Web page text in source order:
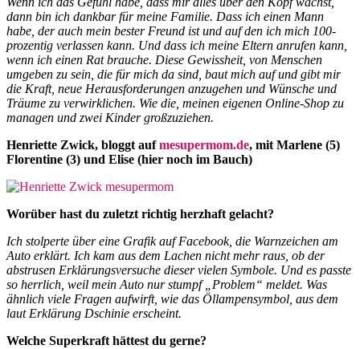
dann bin ich dankbar für meine Familie. Dass ich einen Mann
habe, der auch mein bester Freund ist und auf den ich mich 100-
prozentig verlassen kann. Und dass ich meine Eltern anrufen kann,
wenn ich einen Rat brauche. Diese Gewissheit, von Menschen
umgeben zu sein, die für mich da sind, baut mich auf und gibt mir
die Kraft, neue Herausforderungen anzugehen und Wünsche und
Träume zu verwirklichen. Wie die, meinen eigenen Online-Shop zu
managen und zwei Kinder großzuziehen.
Henriette Zwick, bloggt aufmesupermom.de, mit Marlene (5)
Florentine (3) und Elise (hier noch im Bauch)
Worüber hast du zuletzt richtig herzhaft gelacht?
Ich stolperte über eine Grafik auf Facebook, die Warnzeichen am
Auto erklärt. Ich kam aus dem Lachen nicht mehr raus, ob der
abstrusen Erklärungsversuche dieser vielen Symbole. Und es passte
so herrlich, weil mein Auto nur stumpf „Problem“ meldet. Was
ähnlich viele Fragen aufwirft, wie das Öllampensymbol, aus dem
laut Erklärung Dschinie erscheint.
Welche Superkraft hättest du gerne?